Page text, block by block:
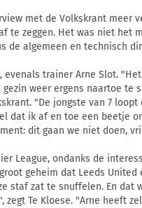
met de Volkskrant meer
te zeggen. Het was niet het
de algemeen en technisch
evenals trainer Arne Slot.
weer ergens naartoe te
"De jongste van 7 loopt
dat ik af en toe een beetje
dit gaan we niet doen,
League, ondanks de
geheim dat Leeds
staf zat te snuffelen. En dat
zegt Te Kloese. "Arne heeft